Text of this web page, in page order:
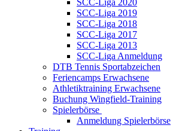
SCC-Liga 2020
SCC-Liga 2019
SCC-Liga 2018
SCC-Liga 2017
SCC-Liga 2013
SCC-Liga Anmeldung
DTB Tennis Sportabzeichen
Feriencamps Erwachsene
Athletiktraining Erwachsene
Buchung Wingfield-Training
Spielerbörse
Anmeldung Spielerbörse